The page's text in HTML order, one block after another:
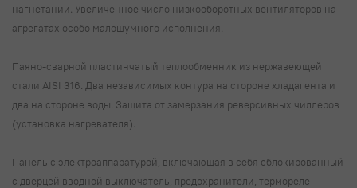
нагнетании. Увеличенное число низкооборотных вентиляторов на
агрегатах особо малошумного исполнения.
Паяно-сварной пластинчатый теплообменник из нержавеющей
стали AISI 316. Два независимых контура на стороне хладагента и
два на стороне воды. Защита от замерзания реверсивных чиллеров
(установка нагревателя).
Панель с электроаппаратурой, включающая в себя сблокированный
с дверцей вводной выключатель, предохранители, термореле